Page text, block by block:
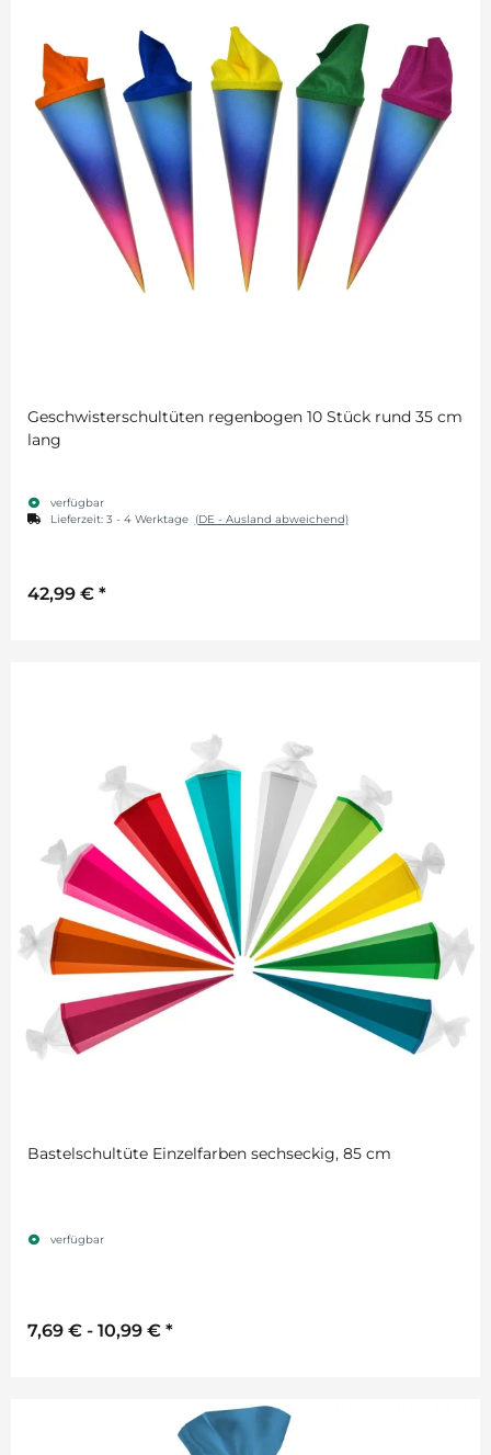
Geschwisterschultüten regenbogen 10 Stück rund 35 cm
lang
verfügbar
Lieferzeit: 3 - 4 Werktage (DE - Ausland abweichend)
42,99 € *
Bastelschultüte Einzelfarben sechseckig, 85 cm
verfügbar
7,69 € - 10,99 € *